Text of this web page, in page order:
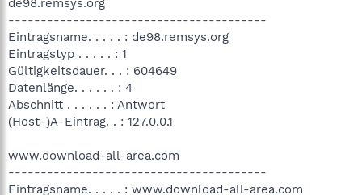
----------------------------------------
Eintragsname. . . . . : de98.remsys.org
Eintragstyp . . . . . : 1
Gültigkeitsdauer. . . : 604649
Datenlänge. . . . . . : 4
Abschnitt . . . . . . : Antwort
(Host-)A-Eintrag. . : 127.0.0.1
www.download-all-area.com
----------------------------------------
Eintragsname. . . . . : www.download-all-area.com